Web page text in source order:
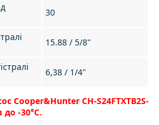
30
15.88 / 5/8"
6,38 / 1/4"
Cooper&Hunter CH-S24FTXTB2S-
-30°C.